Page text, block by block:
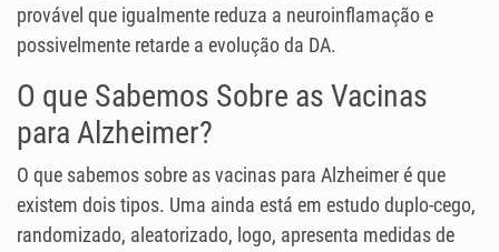
provável que igualmente reduza a neuroinflamação e
possivelmente retarde a evolução da DA.
O que Sabemos Sobre as Vacinas
para Alzheimer?
O que sabemos sobre as vacinas para Alzheimer é que
existem dois tipos. Uma ainda está em estudo duplo-cego,
randomizado, aleatorizado, logo, apresenta medidas de